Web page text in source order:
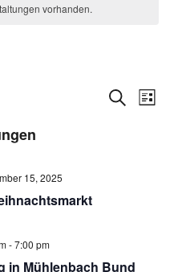
vorhanden.
SucheListe
15, 2025
-7:00 pm
in Mühlenbach Bund